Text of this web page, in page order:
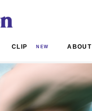
CLIP NEW ABOUT